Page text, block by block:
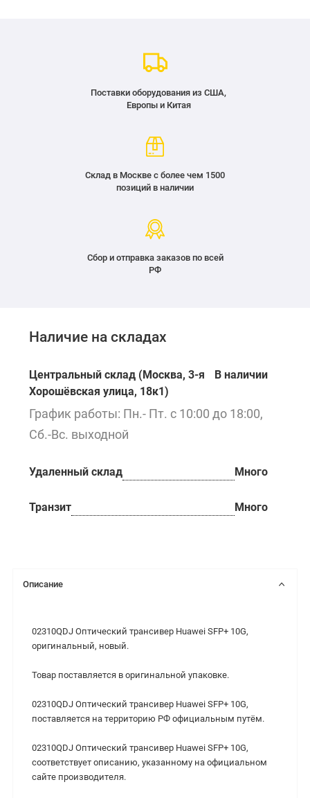
Поставки оборудования из США,
Европы и Китая
Склад в Москве с более чем 1500
позиций в наличии
Сбор и отправка заказов по всей
РФ
Наличие на складах
Центральный склад (Москва, 3-я
Хорошёвская улица, 18к1)
В наличии
График работы: Пн.- Пт. с 10:00 до 18:00,
Сб.-Вс. выходной
Удаленный склад Много
Транзит Много
Описание
02310QDJ Оптический трансивер Huawei SFP+ 10G,
оригинальный, новый.
Товар поставляется в оригинальной упаковке.
02310QDJ Оптический трансивер Huawei SFP+ 10G,
поставляется на территорию РФ официальным путём.
02310QDJ Оптический трансивер Huawei SFP+ 10G,
cоответствует описанию, указанному на официальном
сайте производителя.